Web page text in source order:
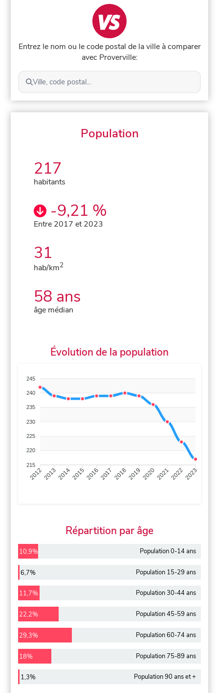
Entrez le nom ou le code postal de la ville à comparer
avec Proverville:
Ville, code postal...
Population
217
habitants
-9,21 %
Entre 2017 et 2023
31
hab/km2
58 ans
âge médian
Évolution de la population
245
240
235
230
225
220
215
201220132014201520162017 20182019 2020202120222023
Répartition par âge
10,9% Population 0-14 ans
6,7% Population 15-29 ans
11,7% Population 30-44 ans
22,2% Population 45-59 ans
29,3% Population 60-74 ans
18% Population 75-89 ans
1,3% Population 90 ans et +